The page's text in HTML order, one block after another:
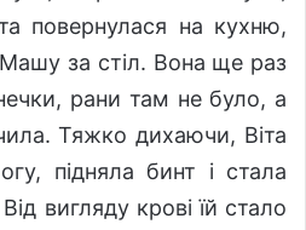
повернулася на кухню,
за стіл. Вона ще раз
рани там не було, а
Тяжко дихаючи, Віта
підняла бинт і стала
вигляду крові їй стало